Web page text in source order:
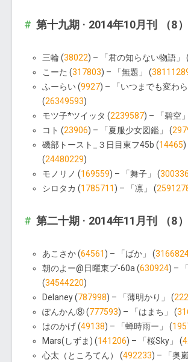
第十九期 · 2014年10月刊 （8）
三輪 (38022) – 「君の知らない物語」 (
こーた (317803) – 「無題」 (
ふーらい (9927) – 「いつまでも変わら
(26349593)
モツ子*ツイッタ (2239587) – 「碧空
コト (23906) – 「夏服少女図鑑」 (
磯部トースト_３日目東フ45b (14465)
(24480229)
モノリノ (169559) – 「舞子」 (
シロタカ (1785711 ) – 「凛」 (
第二十期 · 2014年11月刊 （8）
あこさか (64561 ) – 「ばか」 (
朝のよー@日曜東プ-60a (630924) –
(34544220)
Delaney (787998) – 「薄明かり」 (
ぽんかん⑧ (777593) – 「はまち」 (
はのかげ (49138) – 「蝉時雨ー」 (
Mars(しずま) (141206) – 「桜Sky」 (
心太（ところてん） (492233) – 「奥